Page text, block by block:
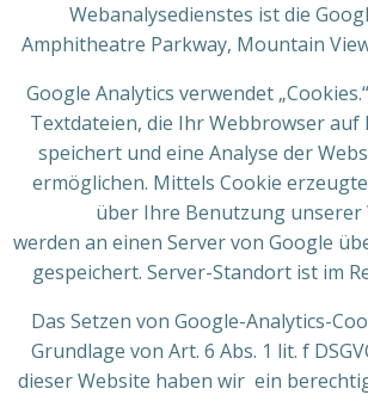
Webanalysedienstes ist die
Amphitheatre Parkway, Mountain
Google Analytics verwendet
Textdateien, die Ihr Webbrowser auf
speichert und eine Analyse der
ermöglichen. Mittels Cookie
über Ihre Benutzung unserer
werden an einen Server von Google
gespeichert. Server-Standort ist im
Das Setzen von Google-Analytics-
Grundlage von Art. 6 Abs. 1 lit. f
dieser Website haben wir ein